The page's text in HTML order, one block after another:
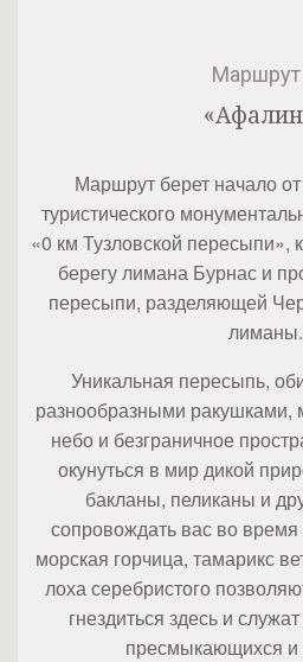
Маршрут берет начало
туристического
«0 км Тузловской пересыпи»,
берегу лимана Бурнас и
пересыпи, разделяющей
лиманы.
Уникальная пересыпь,
разнообразными ракушками,
небо и безграничное
окунуться в мир дикой
бакланы, пеликаны и
сопровождать вас во время
морская горчица, тамарикс
лоха серебристого
гнездиться здесь и
пресмыкающихся и